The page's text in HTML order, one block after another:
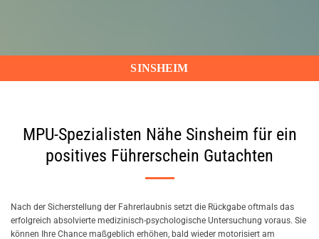
SINSHEIM
MPU-Spezialisten Nähe Sinsheim für ein
positives Führerschein Gutachten
Nach der Sicherstellung der Fahrerlaubnis setzt die Rückgabe oftmals das
erfolgreich absolvierte medizinisch-psychologische Untersuchung voraus. Sie
können Ihre Chance maßgeblich erhöhen, bald wieder motorisiert am